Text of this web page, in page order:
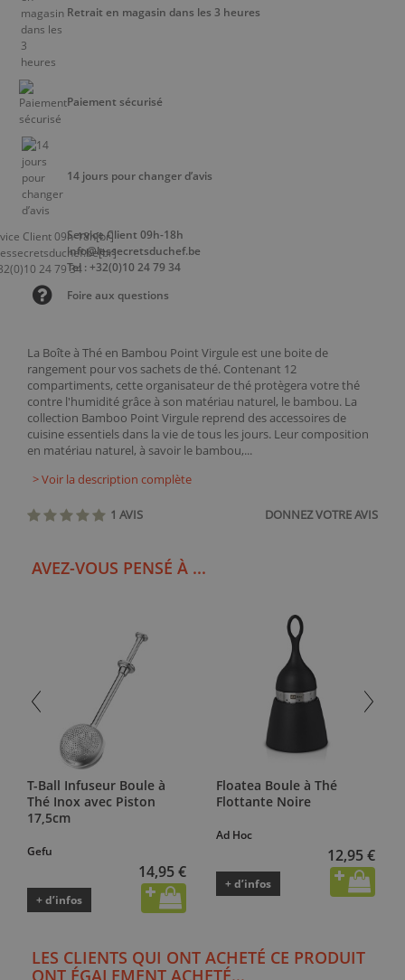
La Boîte à Thé en Bambou Point Virgule est une boite de
rangement pour vos sachets de thé. Contenant 12
compartiments, cette organisateur de thé protègera votre thé
contre l'humidité grâce à son matériau naturel, le bambou. La
collection Bamboo Point Virgule reprend des accessoires de
cuisine essentiels dans la vie de tous les jours. Leur composition
en matériau naturel, à savoir le bambou,...
> Voir la description complète
1 AVIS DONNEZ VOTRE AVIS
Retrait en magasin dans les 3 heures
Paiement sécurisé
14 jours pour changer d’avis
Service Client 09h-18h
info@lessecretsduchef.be
Tel : +32(0)10 24 79 34
Foire aux questions
AVEZ-VOUS PENSÉ À ...
T-Ball Infuseur Boule à
Thé Inox avec Piston
17,5cm
Gefu
14,95 €
+ d’infos
Floatea Boule à Thé
Flottante Noire
Ad Hoc
12,95 €
+ d’infos
LES CLIENTS QUI ONT ACHETÉ CE PRODUIT
ONT ÉGALEMENT ACHETÉ...